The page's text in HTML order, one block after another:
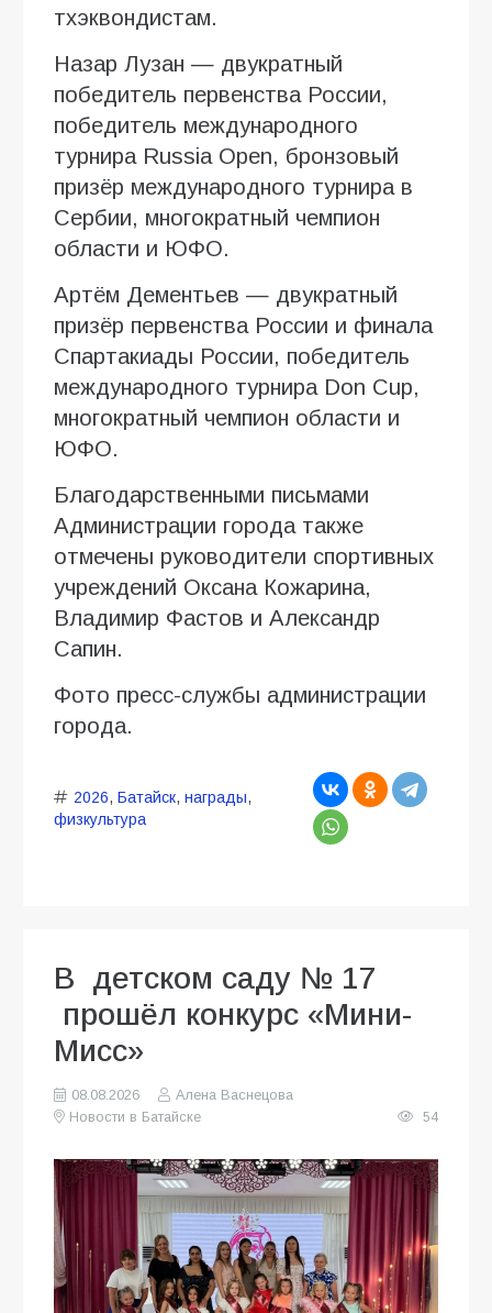
тхэквондистам.
Назар Лузан — двукратный
победитель первенства России,
победитель международного
турнира Russia Open, бронзовый
призёр международного турнира в
Сербии, многократный чемпион
области и ЮФО.
Артём Дементьев — двукратный
призёр первенства России и финала
Спартакиады России, победитель
международного турнира Don Cup,
многократный чемпион области и
ЮФО.
Благодарственными письмами
Администрации города также
отмечены руководители спортивных
учреждений Оксана Кожарина,
Владимир Фастов и Александр
Сапин.
Фото пресс-службы администрации
города.
2026, Батайск, награды,
физкультура
В детском саду № 17
прошёл конкурс «Мини-
Мисс»
08.08.2026
Алена Васнецова
Новости в Батайске
54